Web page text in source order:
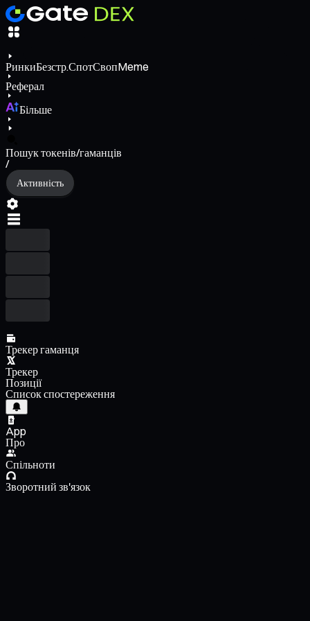
РинкиБезстр.СпотСвопMeme
Реферал
Більше
Пошук токенів/гаманців
/
Активність
Трекер гаманця
Трекер
Позиції
Список спостереження
App
Про
Спільноти
Зворотний зв'язок